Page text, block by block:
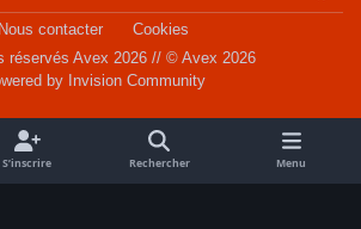
a
o
k
Nous contacter
Cookies
réservés Avex 2026 // © Avex 2026
by Invision Community
S’inscrire Rechercher Menu